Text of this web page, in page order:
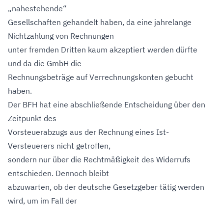
„nahestehende“
Gesellschaften gehandelt haben, da eine jahrelange
Nichtzahlung von Rechnungen
unter fremden Dritten kaum akzeptiert werden dürfte
und da die GmbH die
Rechnungsbeträge auf Verrechnungskonten gebucht
haben.
Der BFH hat eine abschließende Entscheidung über den
Zeitpunkt des
Vorsteuerabzugs aus der Rechnung eines Ist-
Versteuerers nicht getroffen,
sondern nur über die Rechtmäßigkeit des Widerrufs
entschieden. Dennoch bleibt
abzuwarten, ob der deutsche Gesetzgeber tätig werden
wird, um im Fall der